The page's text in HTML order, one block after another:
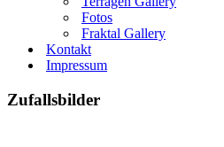
Fotos
Fraktal Gallery
Kontakt
Impressum
Zufallsbilder